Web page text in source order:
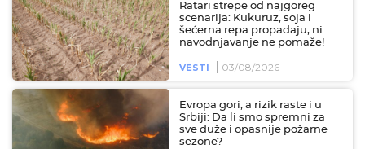
Ratari strepe od najgoreg
scenarija: Kukuruz, soja i
šećerna repa propadaju, ni
navodnjavanje ne pomaže!
VESTI 03/08/2026
Evropa gori, a rizik raste i u
Srbiji: Da li smo spremni za
sve duže i opasnije požarne
sezone?